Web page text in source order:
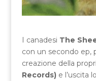
I canadesi The
con un secondo ep,
creazione della
Records)e l’uscita